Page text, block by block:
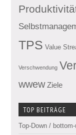
TPS Value
Verschwendung
wwew Ziele
TOP BEITRÄGE
Top-Down /